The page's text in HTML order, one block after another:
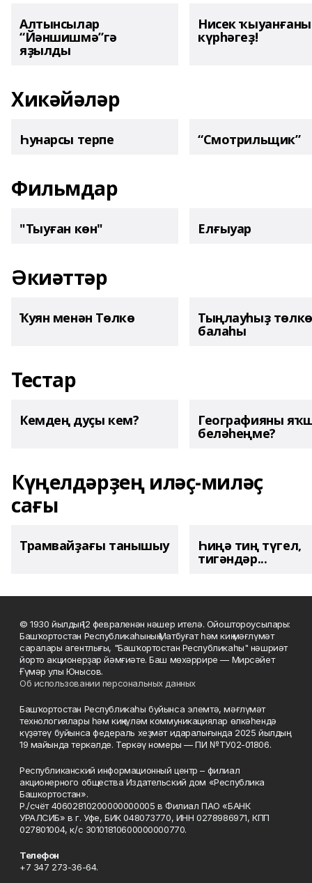
Алтынсылар
“Йәншишмә”гә
яҙылды
Нисек
күрһәгеҙ!
Хикәйәләр
Һунарсы терпе “Смотрильщик”
Фильмдар
"Тыуған көн" Елғыуар
Әкиәттәр
Ҡуян менән Төлкө Тыңлауһыҙ төлкө
балаһы
Тестар
Кемдең дуҫы кем? Географияны
беләһеңме?
Күңелдәрҙең иләҫ-миләҫ
сағы
Трамвайҙағы танышыу Һиңә тиң түгел,
тигәндәр...
© 1930 йылдың 12 февраленән нәшер ителә. Ойоштороусылары:
Башҡортостан Республикаһының Матбуғат һәм киң мәғлүмәт
саралары агентлығы, "Башҡортостан Республикаһы" нәшриәт
йорто акционерҙар йәмғиәте. Баш мөхәррире — Мирсәйет
Ғүмәр улы Юнысов.
Об использовании персональных данных
Башҡортостан Республикаһы буйынса элемтә, мәғлүмәт
технологиялары һәм киңкүләм коммуникациялар өлкәһендә
күҙәтеү буйынса федераль хеҙмәт идаралығында 2025 йылдың
19 майында теркәлде. Теркәү номеры — ПИ №ТУ02-01806.
Республиканский информационный центр – филиал
акционерного общества Издательский дом «Республика
Башкортостан».
Р./счёт 40602810200000000005 в Филиал ПАО «БАНК
УРАЛСИБ» в г. Уфе, БИК 048073770, ИНН 0278986971, КПП
027801004, к/с 30101810600000000770.
Телефон
+7 347 273-36-64.